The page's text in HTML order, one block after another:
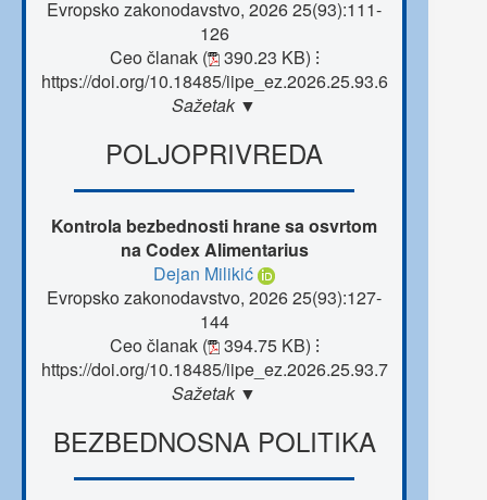
Evropsko zakonodavstvo, 2026 25(93):111-
126
Ceo članak ( 390.23 KB) ⁝
https://doi.org/10.18485/iipe_ez.2026.25.93.6
Sažetak ▼
POLJOPRIVREDA
Kontrola bezbednosti hrane sa osvrtom
na Codex Alimentarius
Dejan Milikić
Evropsko zakonodavstvo, 2026 25(93):127-
144
Ceo članak ( 394.75 KB) ⁝
https://doi.org/10.18485/iipe_ez.2026.25.93.7
Sažetak ▼
BEZBEDNOSNA POLITIKA